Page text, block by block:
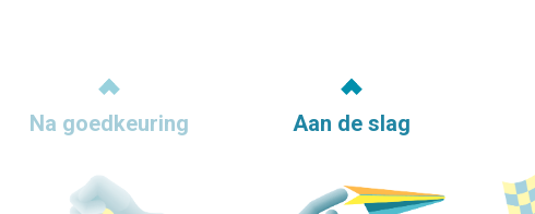
Na goedkeuring Aan de slag